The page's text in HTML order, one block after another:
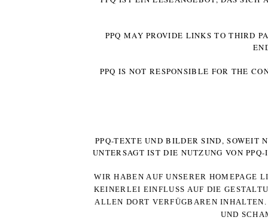
PPQ MAY PROVIDE LINKS TO THIRD
PPQ IS NOT RESPONSIBLE FOR THE
PPQ-TEXTE UND BILDER SIND, SOWEIT
UNTERSAGT IST DIE NUTZUNG VON
WIR HABEN AUF UNSERER HOMEPAGE
KEINERLEI EINFLUSS AUF DIE
ALLEN DORT VERFÜGBAREN
UND